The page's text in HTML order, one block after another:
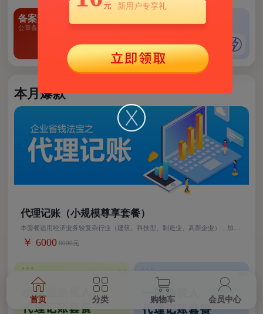
备案查询
公章备案信息
本月爆款
代理记账（小规模尊享套餐）
本套餐适用经济业务较复杂行业（建筑、科技型、制造业、高新企业），加急
￥ 6000 8000元
元 新用户专享礼
首页 分类 购物车 会员中心